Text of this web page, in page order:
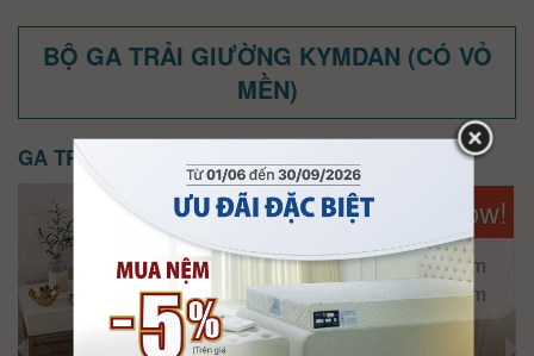
BỘ GA TRẢI GIƯỜNG KYMDAN (CÓ VỎ
MỀN)
GA TRẢI GIƯỜNG KYMDAN LAVISH
Available Now!
180cm x 200cm
200cm x 200cm